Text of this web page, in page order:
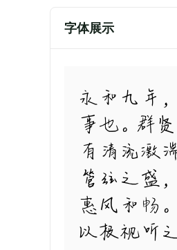
字体展示
永和九年
事也。群
有清流激
管弦之盛
惠风和畅
以极视听